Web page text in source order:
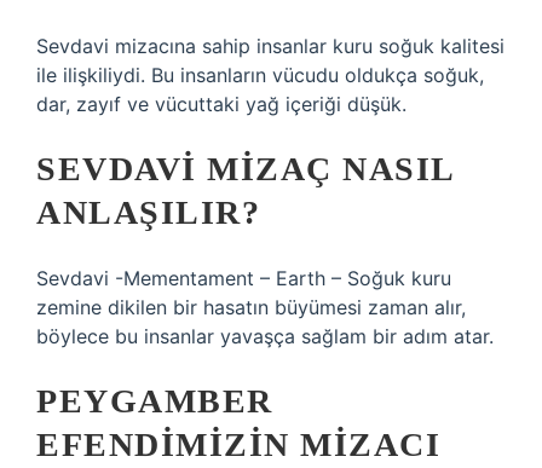
Sevdavi mizacına sahip insanlar kuru soğuk kalitesi
ile ilişkiliydi. Bu insanların vücudu oldukça soğuk,
dar, zayıf ve vücuttaki yağ içeriği düşük.
SEVDAVI MIZAÇ NASIL
ANLAŞILIR?
Sevdavi -Mementament – Earth – Soğuk kuru
zemine dikilen bir hasatın büyümesi zaman alır,
böylece bu insanlar yavaşça sağlam bir adım atar.
PEYGAMBER
EFENDIMIZIN MIZACI